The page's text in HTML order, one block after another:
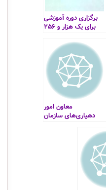
برگزاری دوره آموزشی
برای یک هزار و ۲۵۶
روستایی در استان
ایلام
معاون امور
دهیاری‌های سازمان